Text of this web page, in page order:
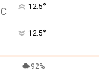
C 12.5°
12.5°
92%